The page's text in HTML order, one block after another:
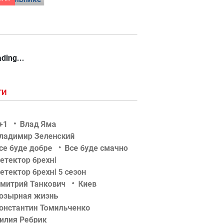
Влад Яма
Зеленский
буде добре
Все буде смачно
брехні
брехні 5 сезон
Танкович
Киев
жизнь
Томильченко
Ребрик